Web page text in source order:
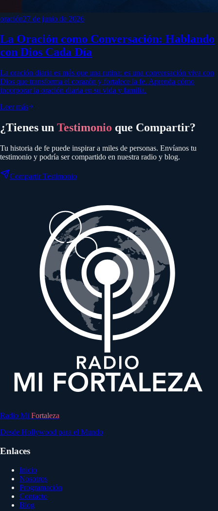
oración27 de junio de 2026
La Oración como Conversación: Hablando
con Dios Cada Día
La oración diaria es más que una rutina: es una conversación viva con
Dios que transforma el corazón y fortalece la fe. Aprenda cómo
incorporar la oración diaria en su vida y familia.
Leer más
¿Tienes un Testimonio que Compartir?
Tu historia de fe puede inspirar a miles de personas. Envíanos tu
testimonio y podría ser compartido en nuestra radio y blog.
Compartir Testimonio
Radio Mi Fortaleza
Desde Hollywood para el Mundo
Enlaces
Inicio
Nosotros
Programación
Contacto
Blog